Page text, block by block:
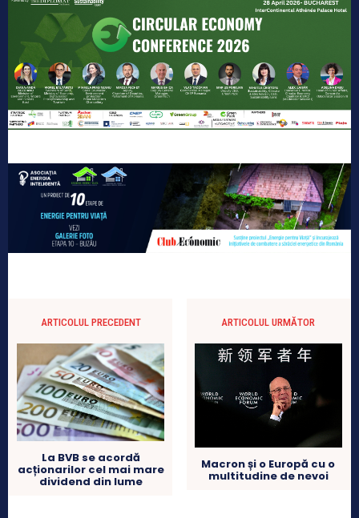
ARTICOLUL PRECEDENT
La BVB se acordă
acționarilor cel mai mare
dividend din lume
ARTICOLUL URMĂTOR
Macron și o Europă cu o
multitudine de nevoi